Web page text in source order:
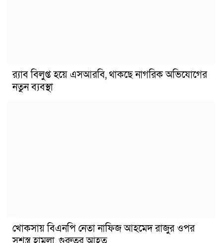
র‍্যাব বিলুপ্ত হয়ে এসআরবি, থাকছে নাগরিক অভিযোগের
নতুন ব্যবস্থা
খোকসায় বিএনপি নেতা নাফিজ আহমেদ রাজুর ওপর